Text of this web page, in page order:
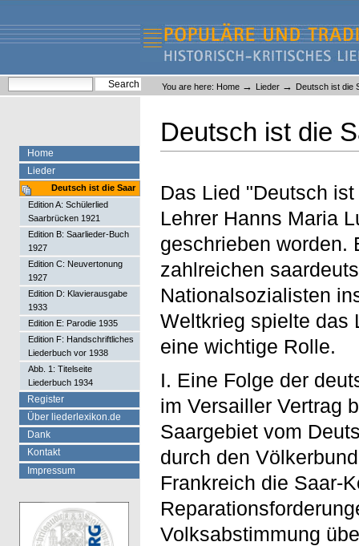
content.
navigation
Liederlexikon
Personal
tools
You are here: Home → Lieder → Deutsch ist die
Deutsch ist die
Das Lied "Deutsch
Lehrer Hanns Maria
geschrieben worden.
zahlreichen
Nationalsozialisten
Weltkrieg spielte das
eine wichtige Rolle.
I. Eine Folge der
im Versailler Vertrag
Saargebiet vom
durch den
Frankreich die Saar-
Volksabstimmung
Home
Lieder
Deutsch ist die Saar
Edition A: Schülerlied
Saarbrücken 1921
Edition B: Saarlieder-Buch
1927
Edition C: Neuvertonung
1927
Edition D: Klavierausgabe
1933
Edition E: Parodie 1935
Edition F: Handschriftliches
Liederbuch vor 1938
Abb. 1: Titelseite
Liederbuch 1934
Register
Über liederlexikon.de
Dank
Kontakt
Impressum